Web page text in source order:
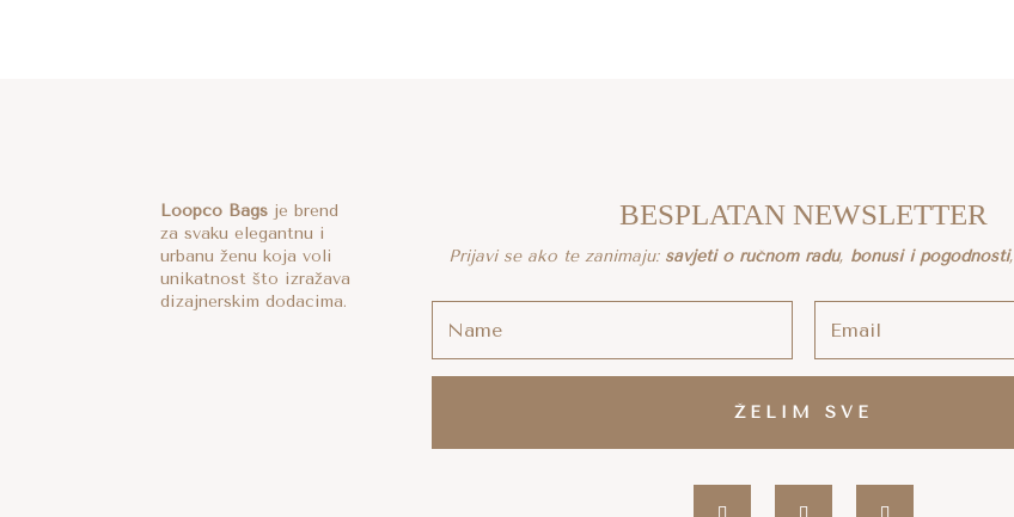
Loopco Bags je brend
za svaku elegantnu i
urbanu ženu koja voli
unikatnost što izražava
dizajnerskim dodacima.
BESPLATAN NEWSLETTER
Prijavi se ako te zanimaju: savjeti o ručnom radu, bonusi i pogodnosti,
ŽELIM SVE